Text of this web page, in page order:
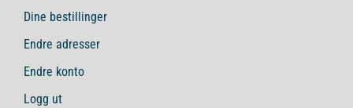
Dine bestillinger
Endre adresser
Endre konto
Logg ut